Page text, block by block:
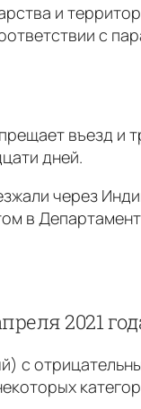
и
с
въезд и
дней.
через
в
2021
с